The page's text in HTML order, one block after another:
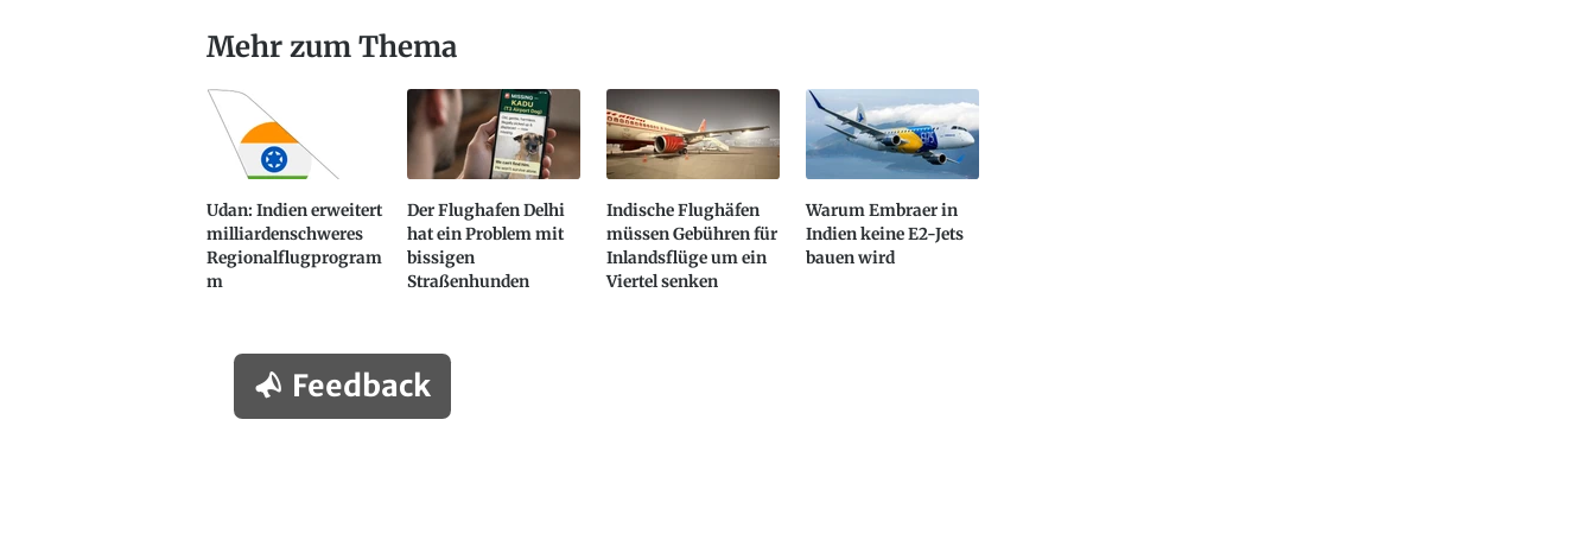
Mehr zum Thema
Udan: Indien erweitert
milliardenschweres
Regionalflugprogram
m
Der Flughafen Delhi
hat ein Problem mit
bissigen
Straßenhunden
Indische Flughäfen
müssen Gebühren für
Inlandsflüge um ein
Viertel senken
Warum Embraer in
Indien keine E2-Jets
bauen wird
Feedback